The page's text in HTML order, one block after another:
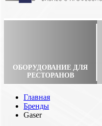
ОБОРУДОВАНИЕ ДЛЯ
РЕСТОРАНОВ
Главная
Бренды
Gaser